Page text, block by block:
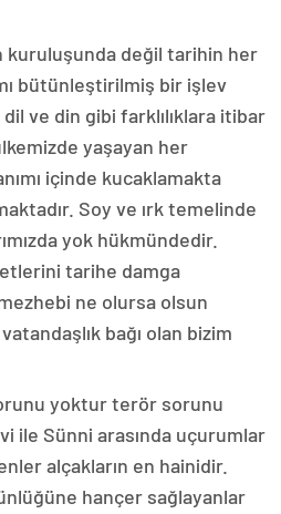
kuruluşunda değil tarihin her
bütünleştirilmiş bir işlev
ve din gibi farklılıklara itibar
yaşayan her
içinde kucaklamakta
Soy ve ırk temelinde
yok hükmündedir.
tarihe damga
ne olursa olsun
bağı olan bizim
yoktur terör sorunu
ile Sünni arasında uçurumlar
alçakların en hainidir.
hançer sağlayanlar